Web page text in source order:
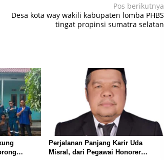
Pos berikutnya
Desa kota way wakili kabupaten lomba PHBS
tingat propinsi sumatra selatan
Perjalanan Panjang Karir Uda
Misral, dari Pegawai Honorer